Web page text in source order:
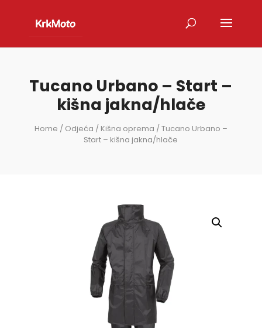
Tucano Urbano – Start –
kišna jakna/hlače
Home / Odjeća / Kišna oprema / Tucano Urbano –
Start – kišna jakna/hlače